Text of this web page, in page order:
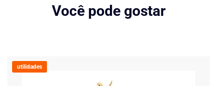
Você pode gostar
utilidades